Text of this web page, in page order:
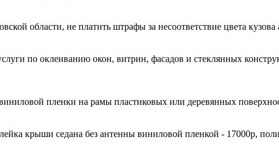
области, не платить штрафы за несоответствие цвета
по оклеиванию окон, витрин, фасадов и стеклянных
пленки на рамы пластиковых или деревянных
крыши седана без антенны виниловой пленкой - 17000р,